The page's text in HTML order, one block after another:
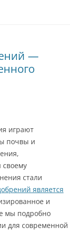
—
играют
почвы и
своему
стали
является
и
мы подробно
для современной